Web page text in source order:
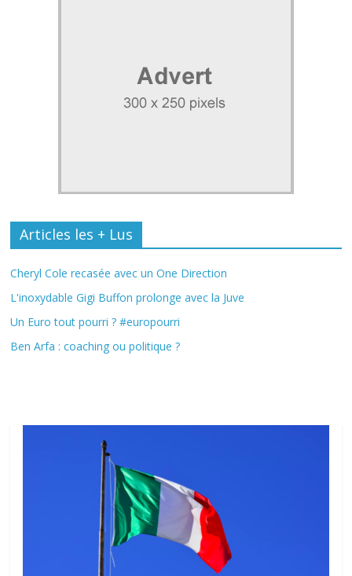
Articles les + Lus
Cheryl Cole recasée avec un One Direction
L'inoxydable Gigi Buffon prolonge avec la Juve
Un Euro tout pourri ? #europourri
Ben Arfa : coaching ou politique ?